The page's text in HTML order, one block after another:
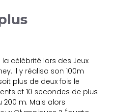
célébrité lors des Jeux
Il y réalisa son 100m
plus de deux fois le
et 10 secondes de plus
m. Mais alors